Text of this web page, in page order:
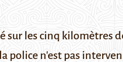
les cinq kilomètres
police n'est pas